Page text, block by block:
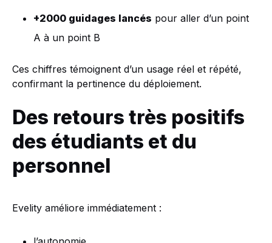
+2000 guidages lancés pour aller d’un point
A à un point B
Ces chiffres témoignent d’un usage réel et répété,
confirmant la pertinence du déploiement.
Des retours très positifs
des étudiants et du
personnel
Evelity améliore immédiatement :